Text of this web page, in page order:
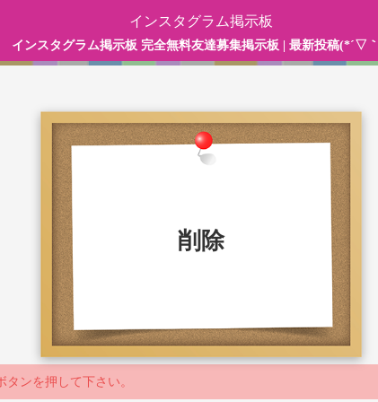
インスタグラム掲示板
インスタグラム掲示板 完全無料友達募集掲示板 | 最新投稿(*´▽
削除
ンを押して下さい。